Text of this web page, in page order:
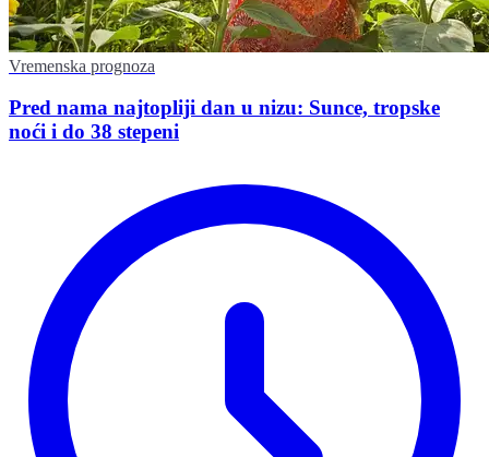
Vremenska prognoza
Pred nama najtopliji dan u nizu: Sunce, tropske
noći i do 38 stepeni